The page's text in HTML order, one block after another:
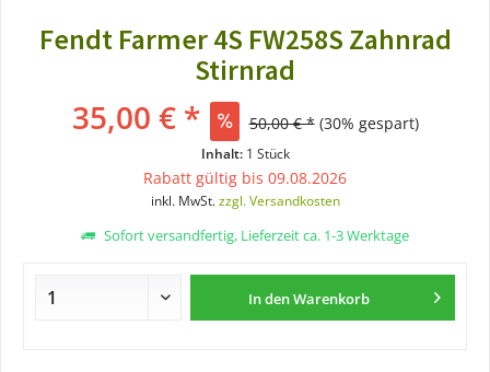
Fendt Farmer 4S FW258S Zahnrad
Stirnrad
35,00 € * 50,00 € * (30% gespart)
Inhalt: 1 Stück
Rabatt gültig bis 09.08.2026
inkl. MwSt.zzgl. Versandkosten
Sofort versandfertig, Lieferzeit ca. 1-3 Werktage
In denWarenkorb